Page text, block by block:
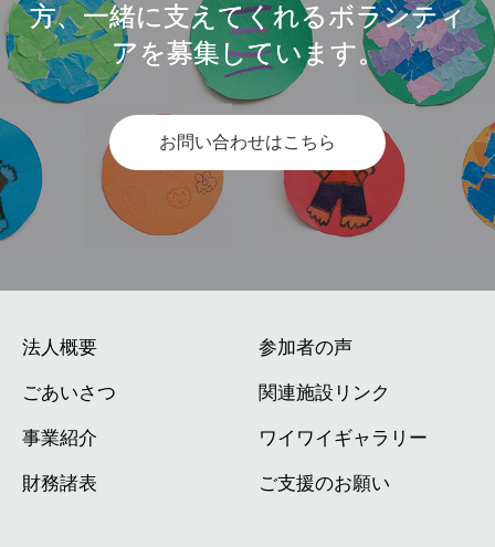
方、一緒に支えてくれるボランティ
アを募集しています。
お問い合わせはこちら
法人概要
ごあいさつ
事業紹介
財務諸表
参加者の声
関連施設リンク
ワイワイギャラリー
ご支援のお願い